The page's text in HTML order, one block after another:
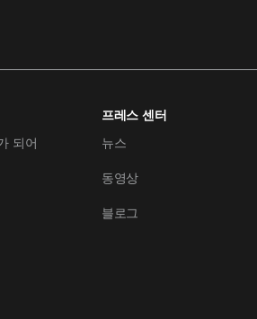
되어
프레스 센터
뉴스
동영상
블로그